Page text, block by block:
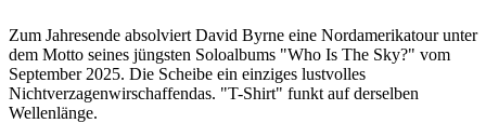
Zum Jahresende absolviert David Byrne eine Nordamerikatour unter
dem Motto seines jüngsten Soloalbums "Who Is The Sky?" vom
September 2025. Die Scheibe ein einziges lustvolles
Nichtverzagenwirschaffendas. "T-Shirt" funkt auf derselben
Wellenlänge.